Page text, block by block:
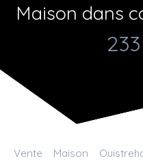
Maison dans
Vente Maison